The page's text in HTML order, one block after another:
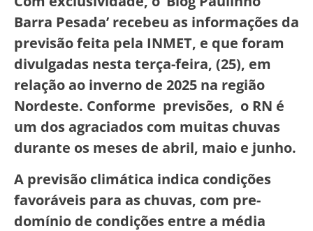
Barra Pesada’ recebeu as informações da
previsão feita pela INMET, e que foram
divulgadas nesta terça-feira, (25), em
relação ao inverno de 2025 na região
Nordeste. Conforme previsões, o RN é
um dos agraciados com muitas chuvas
durante os meses de abril, maio e junho.
A previsão climática indica condições
favoráveis para as chuvas, com pre-
domínio de condições entre a média